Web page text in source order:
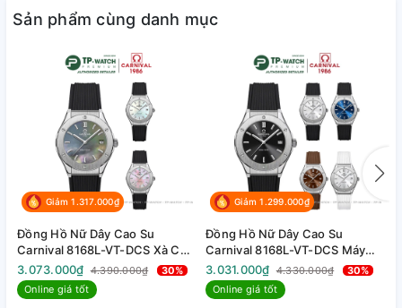
Bộ máy Quartzchính xác, tiện lợi.
Dây cao su chống nước
nhẹ, êm ái khi đeo cả ngày.
Giá thành hợp lý, bảo hành chính hãng.
Mua đồng hồ Carnival ở đâu
để được an tâm?
TP-Watch là thương hiệu đồng hồ được thành lập từ 2014
đến nay luôn được khách hàng tin tưởng vì độ uy tín và sự
tận tâm trong nghề. Là 1 trong những đơn vị tiên phong
trong công cuộc đẩy lùi hàng giả hơn 10 năm nay, chúng tôi
tự tin cam kết mang lại sự hài lòng cao nhất cho quý khách
hàng.
Sản phẩm cùng danh mục
Giảm 1.317.000₫
Đồng Hồ Nữ Dây Cao Su
Carnival 8168L-VT-DCS Xà Cừ
- Máy Quartz - Kính Sapphire -
Size 34mm
3.073.000₫ 4.390.000₫
30%
Online giá tốt
Giảm 1.299.000₫
Đồng Hồ Nữ Dây Cao Su
Carnival 8168L-VT-DCS Máy
Quartz - Kính Sapphire - Size
34mm
3.031.000₫ 4.330.000₫
30%
Online giá tốt